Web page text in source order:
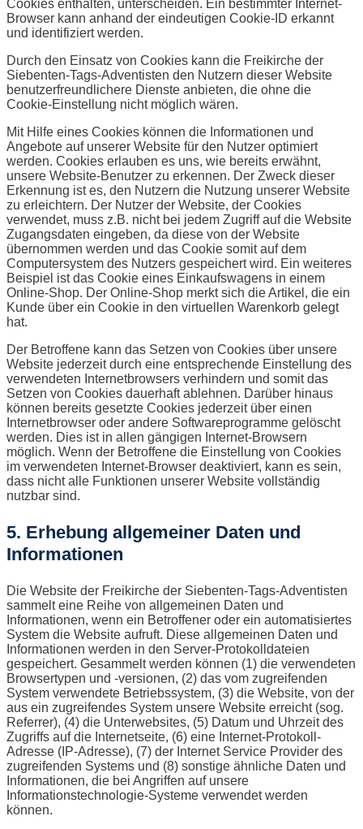
Cookies enthalten, unterscheiden. Ein bestimmter Internet-
Browser kann anhand der eindeutigen Cookie-ID erkannt
und identifiziert werden.
Durch den Einsatz von Cookies kann die Freikirche der
Siebenten-Tags-Adventisten den Nutzern dieser Website
benutzerfreundlichere Dienste anbieten, die ohne die
Cookie-Einstellung nicht möglich wären.
Mit Hilfe eines Cookies können die Informationen und
Angebote auf unserer Website für den Nutzer optimiert
werden. Cookies erlauben es uns, wie bereits erwähnt,
unsere Website-Benutzer zu erkennen. Der Zweck dieser
Erkennung ist es, den Nutzern die Nutzung unserer Website
zu erleichtern. Der Nutzer der Website, der Cookies
verwendet, muss z.B. nicht bei jedem Zugriff auf die Website
Zugangsdaten eingeben, da diese von der Website
übernommen werden und das Cookie somit auf dem
Computersystem des Nutzers gespeichert wird. Ein weiteres
Beispiel ist das Cookie eines Einkaufswagens in einem
Online-Shop. Der Online-Shop merkt sich die Artikel, die ein
Kunde über ein Cookie in den virtuellen Warenkorb gelegt
hat.
Der Betroffene kann das Setzen von Cookies über unsere
Website jederzeit durch eine entsprechende Einstellung des
verwendeten Internetbrowsers verhindern und somit das
Setzen von Cookies dauerhaft ablehnen. Darüber hinaus
können bereits gesetzte Cookies jederzeit über einen
Internetbrowser oder andere Softwareprogramme gelöscht
werden. Dies ist in allen gängigen Internet-Browsern
möglich. Wenn der Betroffene die Einstellung von Cookies
im verwendeten Internet-Browser deaktiviert, kann es sein,
dass nicht alle Funktionen unserer Website vollständig
nutzbar sind.
5. Erhebung allgemeiner Daten und
Informationen
Die Website der Freikirche der Siebenten-Tags-Adventisten
sammelt eine Reihe von allgemeinen Daten und
Informationen, wenn ein Betroffener oder ein automatisiertes
System die Website aufruft. Diese allgemeinen Daten und
Informationen werden in den Server-Protokolldateien
gespeichert. Gesammelt werden können (1) die verwendeten
Browsertypen und -versionen, (2) das vom zugreifenden
System verwendete Betriebssystem, (3) die Website, von der
aus ein zugreifendes System unsere Website erreicht (sog.
Referrer), (4) die Unterwebsites, (5) Datum und Uhrzeit des
Zugriffs auf die Internetseite, (6) eine Internet-Protokoll-
Adresse (IP-Adresse), (7) der Internet Service Provider des
zugreifenden Systems und (8) sonstige ähnliche Daten und
Informationen, die bei Angriffen auf unsere
Informationstechnologie-Systeme verwendet werden
können.